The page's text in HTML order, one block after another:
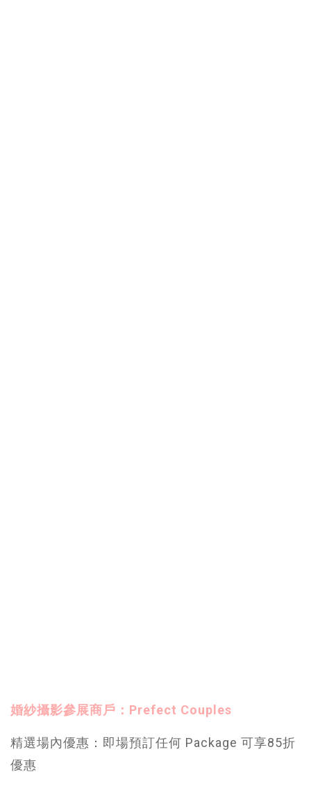
婚紗攝影參展商戶：Prefect Couples
精選場內優惠：即場預訂任何 Package 可享85折
優惠